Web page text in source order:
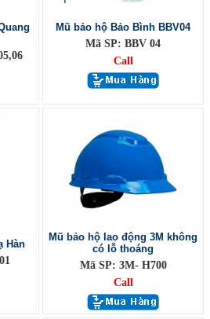
Mũ bảo hộ Bảo Bình BBV04
Mã SP: BBV 04
Call
Hàn
Mũ bảo hộ lao động 3M không
có lỗ thoáng
Mã SP: 3M- H700
Call